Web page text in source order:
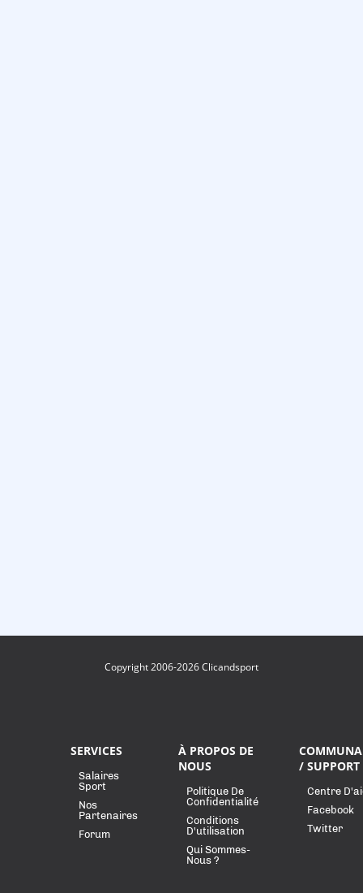
Copyright 2006-2026 Clicandsport
SERVICES
Salaires
Sport
Nos
Partenaires
Forum
À PROPOS DE
NOUS
Politique De
Confidentialité
Conditions
D'utilisation
Qui Sommes-
Nous ?
/ SUPPORT
Centre
Facebook
Twitter